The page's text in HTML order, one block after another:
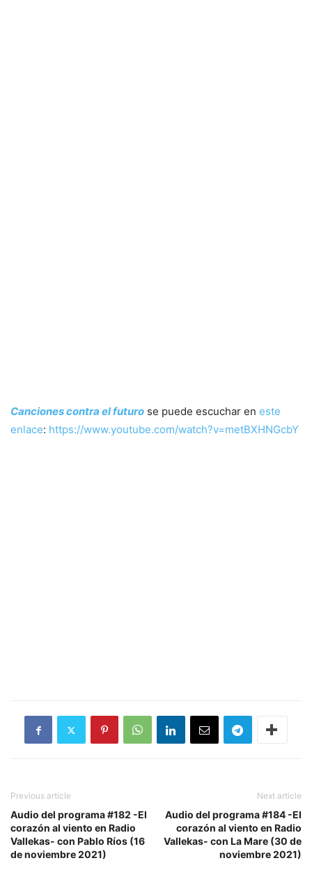
Canciones contra el futuro se puede escuchar en este
enlace: https://www.youtube.com/watch?v=metBXHNGcbY
Previous article
Audio del programa #182 -El
corazón al viento en Radio
Vallekas- con Pablo Ríos (16
de noviembre 2021)
Next article
Audio del programa #184 -El
corazón al viento en Radio
Vallekas- con La Mare (30 de
noviembre 2021)